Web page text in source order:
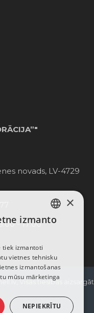
novads, LV-4729
- 17:00
Visas tiesības
LATVIAN
ENGLISH
×
izmanto
tiek izmantoti
vietnes tehnisku
izmantošanas
mūsu mārketinga
NEPIEKRĪTU